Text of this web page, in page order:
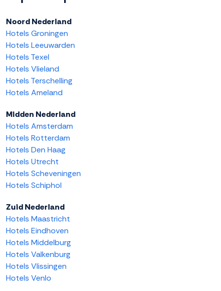
Noord Nederland
Hotels Groningen
Hotels Leeuwarden
Hotels Texel
Hotels Vlieland
Hotels Terschelling
Hotels Ameland
Midden Nederland
Hotels Amsterdam
Hotels Rotterdam
Hotels Den Haag
Hotels Utrecht
Hotels Scheveningen
Hotels Schiphol
Zuid Nederland
Hotels Maastricht
Hotels Eindhoven
Hotels Middelburg
Hotels Valkenburg
Hotels Vlissingen
Hotels Venlo